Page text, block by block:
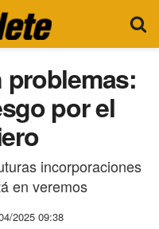
problemas:
por el
incorporaciones
en veremos
2025 09:38